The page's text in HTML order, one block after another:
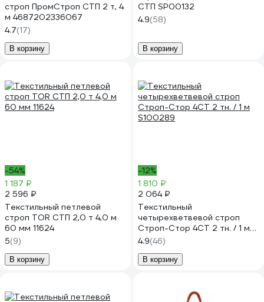
строп ПромСтроп СТП 2 т, 4
м 4687202336067
4.7(17)
В корзину
СТП SP00132
4.9(58)
В корзину
-54%
1 187 ₽
2 596 ₽
Текстильный петлевой
строп TOR СТП 2,0 т 4,0 м
60 мм 11624
5(9)
В корзину
-12%
1 810 ₽
2 064 ₽
Текстильный
четырехветвевой строп
Строп-Стор 4СТ 2 тн. / 1 м
S100289
4.9(46)
В корзину